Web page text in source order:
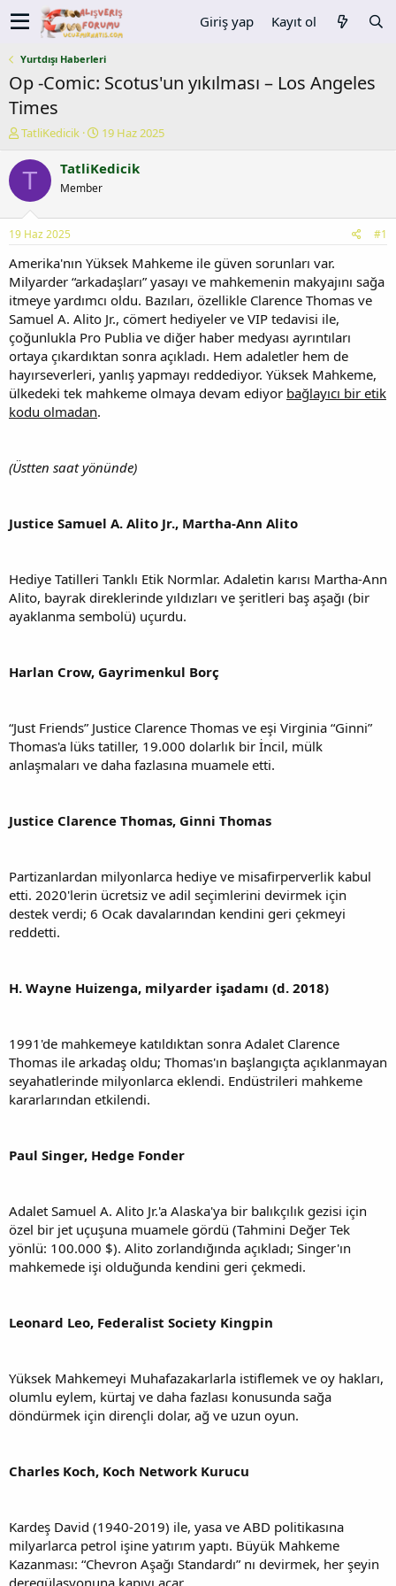
Giriş yap Kayıt ol
Yurtdışı Haberleri
Op -Comic: Scotus'un yıkılması – Los Angeles
Times
K
n
y
b
a
ş
l
a
t
a
n
TatliKedicik
B
ş
ç
a
r
i
h
i
19 Haz 2025
T TatliKedicik
Member
19 Haz 2025 #1
Amerika'nın Yüksek Mahkeme ile güven sorunları var.
Milyarder “arkadaşları” yasayı ve mahkemenin makyajını sağa
itmeye yardımcı oldu. Bazıları, özellikle Clarence Thomas ve
Samuel A. Alito Jr., cömert hediyeler ve VIP tedavisi ile,
çoğunlukla Pro Publia ve diğer haber medyası ayrıntıları
ortaya çıkardıktan sonra açıkladı. Hem adaletler hem de
hayırseverleri, yanlış yapmayı reddediyor. Yüksek Mahkeme,
ülkedeki tek mahkeme olmaya devam ediyor bağlayıcı bir etik
kodu olmadan.
(Üstten saat yönünde)
Justice Samuel A. Alito Jr., Martha-Ann Alito
Hediye Tatilleri Tanklı Etik Normlar. Adaletin karısı Martha-Ann
Alito, bayrak direklerinde yıldızları ve şeritleri baş aşağı (bir
ayaklanma sembolü) uçurdu.
Harlan Crow, Gayrimenkul Borç
“Just Friends” Justice Clarence Thomas ve eşi Virginia “Ginni”
Thomas'a lüks tatiller, 19.000 dolarlık bir İncil, mülk
anlaşmaları ve daha fazlasına muamele etti.
Justice Clarence Thomas, Ginni Thomas
Partizanlardan milyonlarca hediye ve misafirperverlik kabul
etti. 2020'lerin ücretsiz ve adil seçimlerini devirmek için
destek verdi; 6 Ocak davalarından kendini geri çekmeyi
reddetti.
H. Wayne Huizenga, milyarder işadamı (d. 2018)
1991'de mahkemeye katıldıktan sonra Adalet Clarence
Thomas ile arkadaş oldu; Thomas'ın başlangıçta açıklanmayan
seyahatlerinde milyonlarca eklendi. Endüstrileri mahkeme
kararlarından etkilendi.
Paul Singer, Hedge Fonder
Adalet Samuel A. Alito Jr.'a Alaska'ya bir balıkçılık gezisi için
özel bir jet uçuşuna muamele gördü (Tahmini Değer Tek
yönlü: 100.000 $). Alito zorlandığında açıkladı; Singer'ın
mahkemede işi olduğunda kendini geri çekmedi.
Leonard Leo, Federalist Society Kingpin
Yüksek Mahkemeyi Muhafazakarlarla istiflemek ve oy hakları,
olumlu eylem, kürtaj ve daha fazlası konusunda sağa
döndürmek için dirençli dolar, ağ ve uzun oyun.
Charles Koch, Koch Network Kurucu
Kardeş David (1940-2019) ile, yasa ve ABD politikasına
milyarlarca petrol işine yatırım yaptı. Büyük Mahkeme
Kazanması: “Chevron Aşağı Standardı” nı devirmek, her şeyin
deregülasyonuna kapıyı açar.